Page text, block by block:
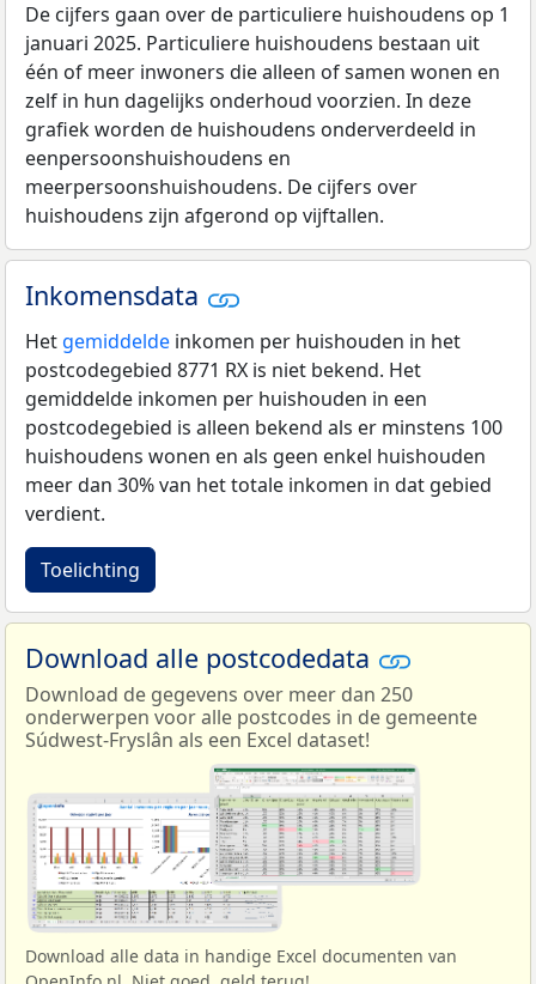
De cijfers gaan over de particuliere huishoudens op 1
januari 2025. Particuliere huishoudens bestaan uit
één of meer inwoners die alleen of samen wonen en
zelf in hun dagelijks onderhoud voorzien. In deze
grafiek worden de huishoudens onderverdeeld in
eenpersoonshuishoudens en
meerpersoonshuishoudens. De cijfers over
huishoudens zijn afgerond op vijftallen.
Inkomensdata
Het gemiddelde inkomen per huishouden in het
postcodegebied 8771 RX is niet bekend. Het
gemiddelde inkomen per huishouden in een
postcodegebied is alleen bekend als er minstens 100
huishoudens wonen en als geen enkel huishouden
meer dan 30% van het totale inkomen in dat gebied
verdient.
Toelichting
Download alle postcodedata
Download de gegevens over meer dan 250
onderwerpen voor alle postcodes in de gemeente
Súdwest-Fryslân als een Excel dataset!
Download alle data in handige Excel documenten van